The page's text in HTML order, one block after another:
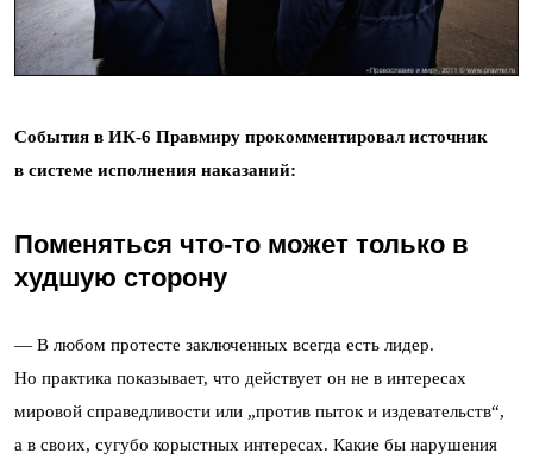
События в ИК-6 Правмиру прокомментировал источник
в системе исполнения наказаний:
Поменяться что-то может только в
худшую сторону
— В любом протесте заключенных всегда есть лидер.
Но практика показывает, что действует он не в интересах
мировой справедливости или „против пыток и издевательств“,
а в своих, сугубо корыстных интересах. Какие бы нарушения